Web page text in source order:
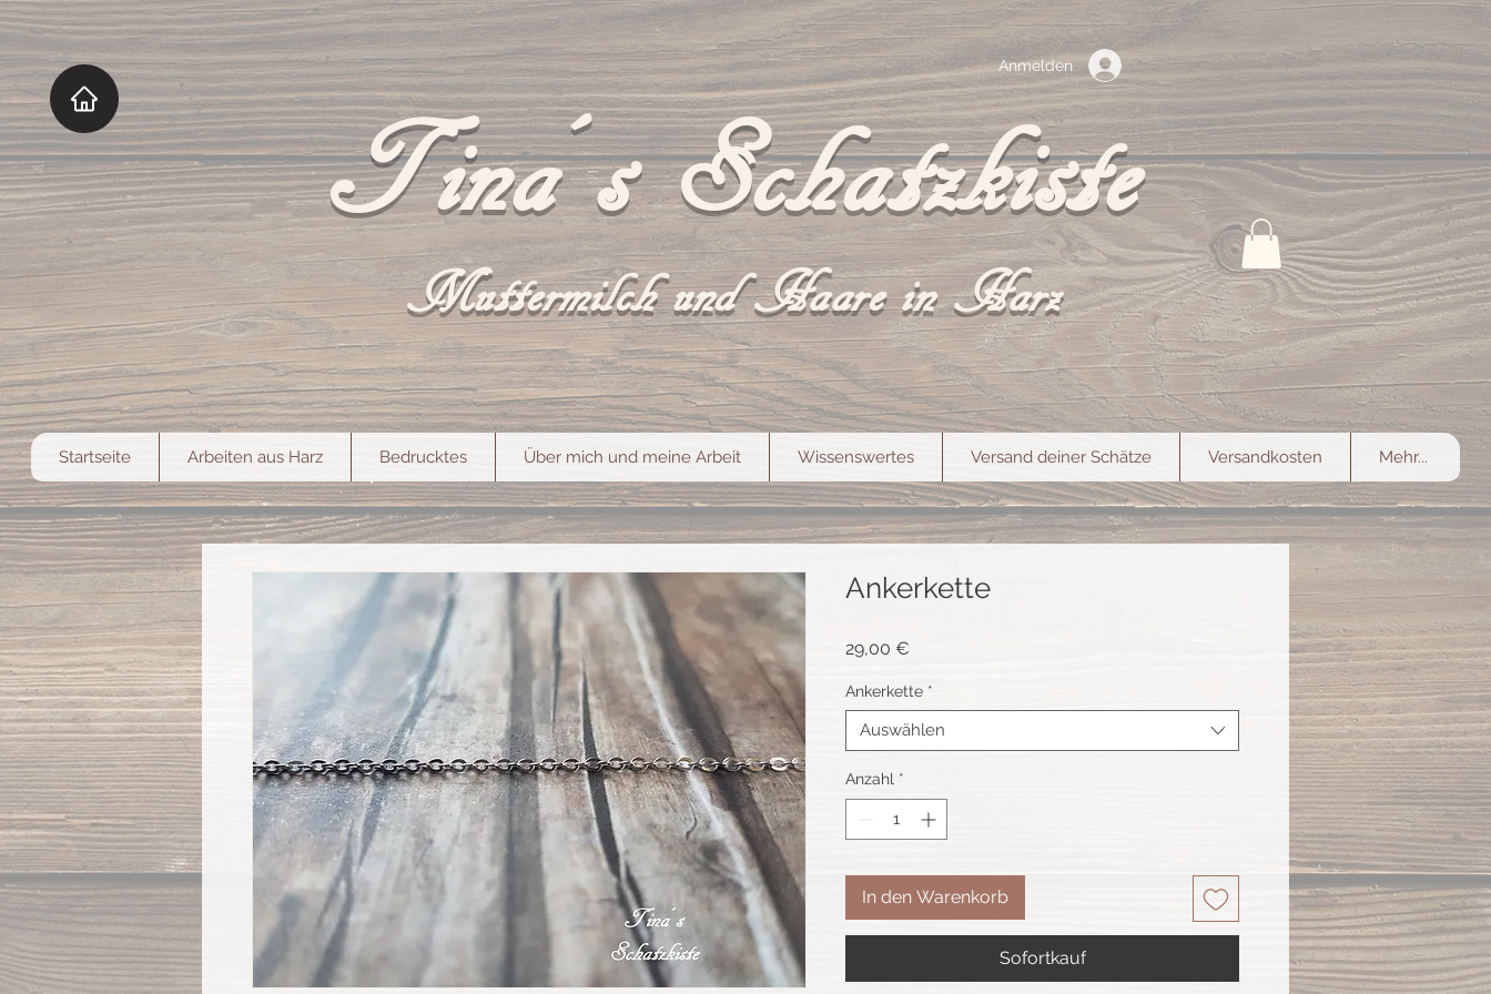
Anmelden
Tina´s Schatzkiste
Muttermilch und Haare in Harz
Startseite Arbeiten aus Harz Bedrucktes Über mich und meine Arbeit Wissenswertes Versand deiner Schätze Versandkosten Mehr...
Ankerkette
29,00 €
Ankerkette *
Auswählen
Anzahl *
In den Warenkorb
Sofortkauf